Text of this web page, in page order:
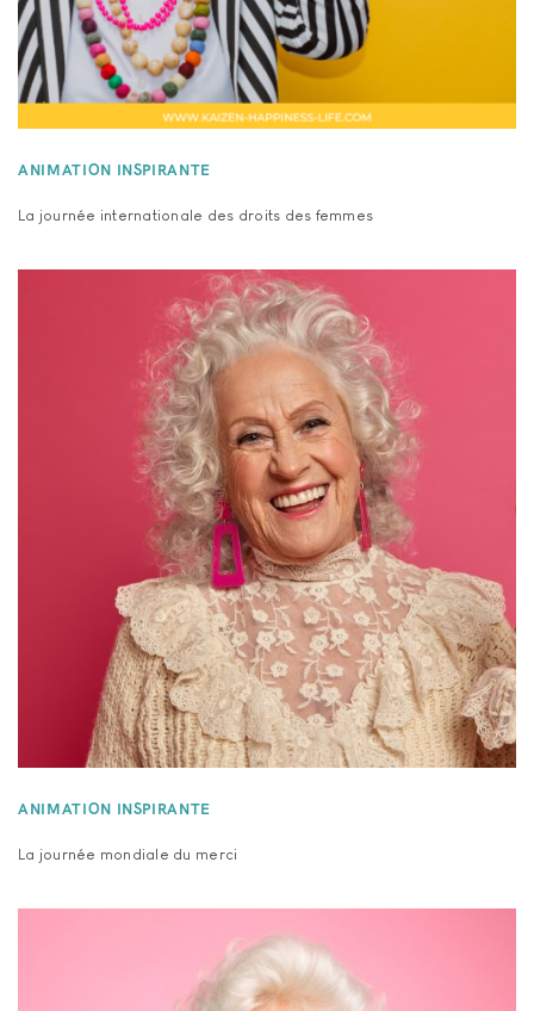
ANIMATION INSPIRANTE
La journée internationale des droits des femmes
ANIMATION INSPIRANTE
La journée mondiale du merci